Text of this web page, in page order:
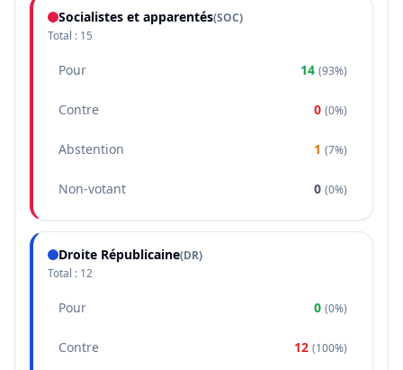
Socialistes et apparentés(SOC)
Total : 15
Pour 14 (93%)
Contre 0 (0%)
Abstention 1 (7%)
Non-votant 0 (0%)
Droite Républicaine(DR)
Total : 12
Pour 0 (0%)
Contre 12 (100%)